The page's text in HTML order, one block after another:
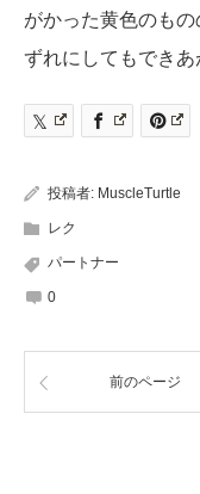
がかった黄色のも
ずれにしてもできあ
投稿者: MuscleTurtle
レク
パートナー
0
前のページ